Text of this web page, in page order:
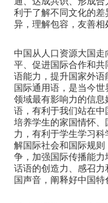
利于了解不同文化的
异，理解包容，友善相
中国从人口资源大国
平、促进国际合作和
语能力，提升国家外
国际通用语，是当今
领域最有影响力的信
语，有利于我们站在
培养学生的家国情怀
力，有利于学生学习
解国际社会和国际规
争，加强国际传播能
话语的创造力、感召
国声音，阐释好中国特